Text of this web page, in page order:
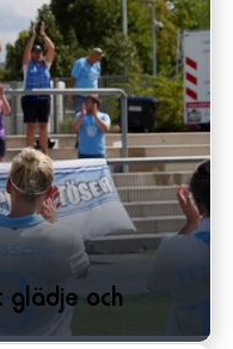
glädje och